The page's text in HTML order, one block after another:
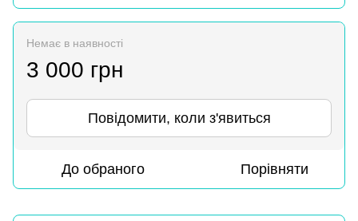
Немає в наявності
3 000 грн
Повідомити, коли з'явиться
До обраного Порівняти